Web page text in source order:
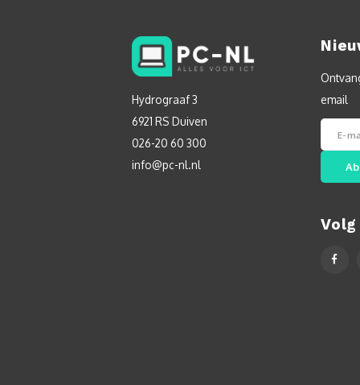
Hydrograaf 3
6921 RS Duiven
026-20 60 300
info@pc-nl.nl
email